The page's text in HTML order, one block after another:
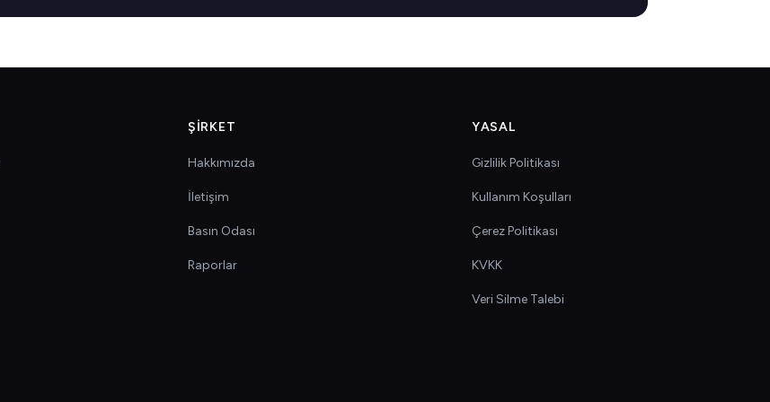
ŞIRKET
Hakkımızda
İletişim
Basın Odası
Raporlar
YASAL
Gizlilik Politikası
Kullanım Koşulları
Çerez Politikası
KVKK
Veri Silme Talebi